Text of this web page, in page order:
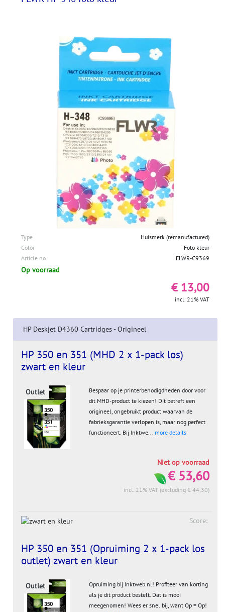
Type
Huismerk (remanufactured)
Color
Foto kleur
Article no
FLWR-C9369
Op voorraad
€ 13,00
incl. 21% VAT
HP Deskjet D4360 Cartridges - Origineel
HP 350 en 351 (MHD 2 x 1-pack los)
zwart en kleur
Outlet
Bespaar op je printerbenodigdheden door voor
dit MHD-product te kiezen! Dit betreft een
origineel, ongebruikt product waarvan de
fabrieksgarantie verlopen is, maar nog perfect
functioneert. Bij Inktwe... more details
Niet op voorraad
€ 53,60
incl. 21% VAT (excluding € 44,30)
Score:
HP 350 en 351 (Opruiming 2 x 1-pack los
outlet) zwart en kleur
Outlet
Opruiming bij Inktweb.nl! Profiteer van korting
als je dit product bestelt. Dat is mooi
meegenomen! Wees er snel bij, want Op = Op!